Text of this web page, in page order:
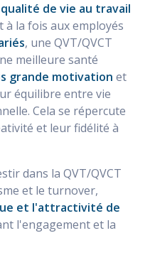
de vie au travail
la fois aux employés
, une QVT/QVCT
meilleure santé
grande motivation et
équilibre entre vie
Cela se répercute
et leur fidélité à
dans la QVT/QVCT
et le turnover,
et l'attractivité de
l'engagement et la